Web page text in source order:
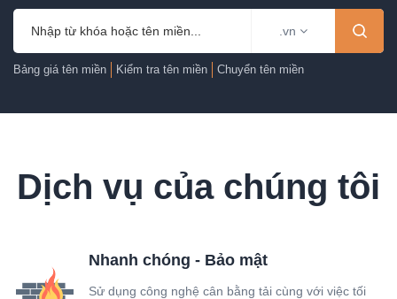
.vn
Bảng giá tên miền Kiểm tra tên miền Chuyển tên miền
Dịch vụ của chúng tôi
Nhanh chóng - Bảo mật
Sử dụng công nghệ cân bằng tải cùng với việc tối